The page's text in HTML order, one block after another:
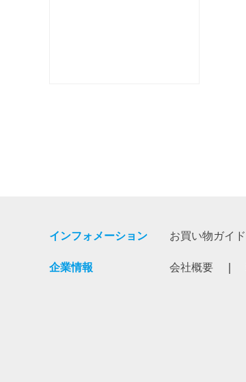
インフォメーション お買い物ガイド
企業情報 会社概要